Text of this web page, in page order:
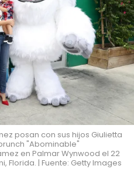
posan con sus hijos Giulietta
"Abominable"
en Palmar Wynwood el 22
Florida. | Fuente: Getty Images